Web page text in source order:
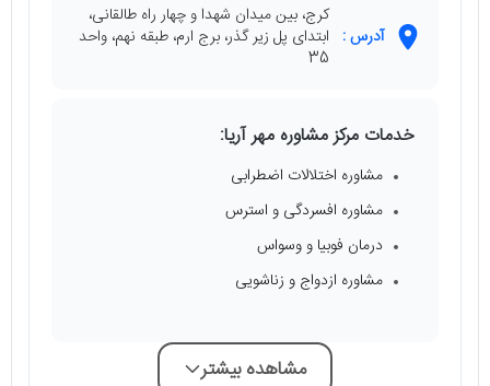
آدرس :
کرج، بین میدان شهدا و چهار راه طالقانی،
ابتدای پل زیر گذر، برج ارم، طبقه نهم، واحد
35
خدمات مرکز مشاوره مهر آریا:
مشاوره اختلالات اضطرابی
مشاوره افسردگی و استرس
درمان فوبیا و وسواس
مشاوره ازدواج و زناشویی
مشاهده بیشتر